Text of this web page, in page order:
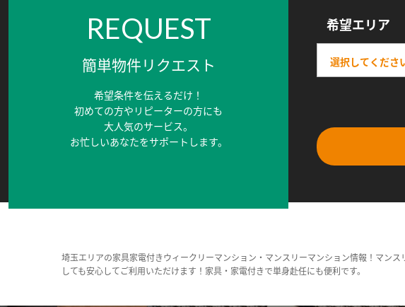
REQUEST
簡単物件リクエスト
希望条件を伝えるだけ！
初めての方やリピーターの方にも
大人気のサービス。
お忙しいあなたをサポートします。
希望エリア
埼玉エリアの家具家電付きウィークリーマンション・マンスリーマンション情報！マン
しても安心してご利用いただけます！家具・家電付きで単身赴任にも便利です。